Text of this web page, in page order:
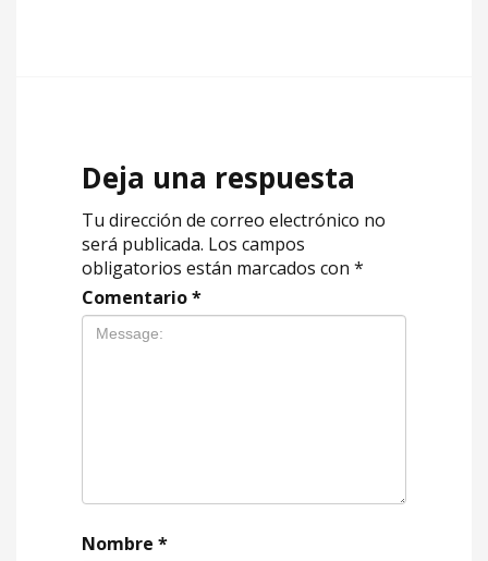
Deja una respuesta
Tu dirección de correo electrónico no
será publicada. Los campos
obligatorios están marcados con *
Comentario*
Nombre *